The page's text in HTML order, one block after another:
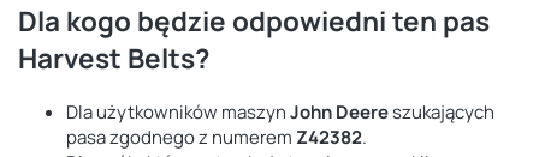
Dla kogo będzie odpowiedni ten pas
Harvest Belts?
Dla użytkowników maszynJohn Deereszukających
pasa zgodnego z numeremZ42382.